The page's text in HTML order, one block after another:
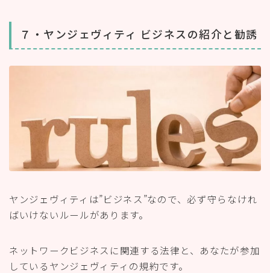
７・ヤンジェヴィティ ビジネスの紹介と勧誘
ヤンジェヴィティは”ビジネス”なので、必ず守らなけれ
ばいけないルールがあります。
ネットワークビジネスに関連する法律と、あなたが参加
しているヤンジェヴィティの規約です。